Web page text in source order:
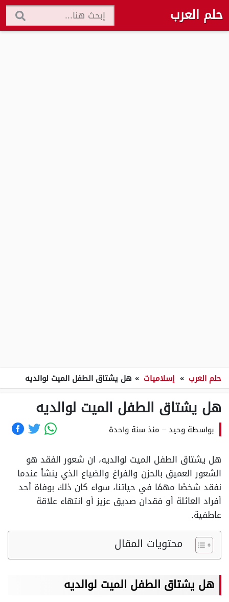
حلم العرب
حلم العرب » إسلاميات » هل يشتاق الطفل الميت لوالديه
هل يشتاق الطفل الميت لوالديه
بواسطة وحيد– منذ سنة واحدة
هل يشتاق الطفل الميت لوالديه، ان شعور الفقد هو
الشعور العميق بالحزن والفراغ والضياع الذي ينشأ عندما
نفقد شخصًا مهمًا في حياتنا، سواء كان ذلك بوفاة أحد
أفراد العائلة أو فقدان صديق عزيز أو انتهاء علاقة
عاطفية.
محتويات المقال
هل يشتاق الطفل الميت لوالديه